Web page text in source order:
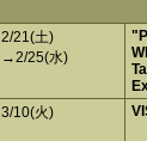
2/21(土)
→2/25(水)
3/10(火)